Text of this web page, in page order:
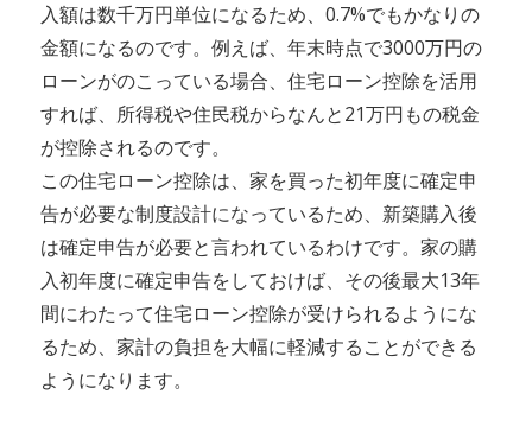
入額は数千万円単位になるため、0.7%でもかなりの
金額になるのです。例えば、年末時点で3000万円の
ローンがのこっている場合、住宅ローン控除を活用
すれば、所得税や住民税からなんと21万円もの税金
が控除されるのです。
この住宅ローン控除は、家を買った初年度に確定申
告が必要な制度設計になっているため、新築購入後
は確定申告が必要と言われているわけです。家の購
入初年度に確定申告をしておけば、その後最大13年
間にわたって住宅ローン控除が受けられるようにな
るため、家計の負担を大幅に軽減することができる
ようになります。